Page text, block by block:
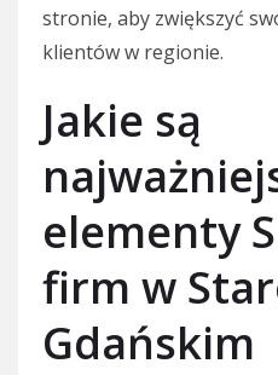
stronie, aby zwiększyć
klientów w regionie.
Jakie są
elementy
firm w
Gdańskim